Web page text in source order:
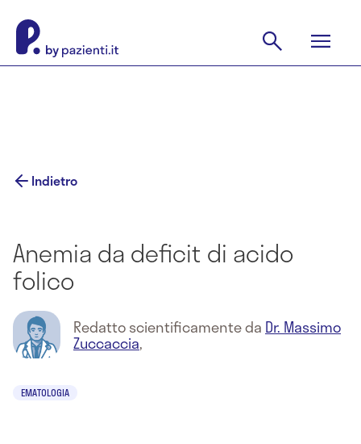
Indietro
Anemia da deficit di acido
folico
Redatto scientificamente da Dr. Massimo
Zuccaccia,
EMATOLOGIA